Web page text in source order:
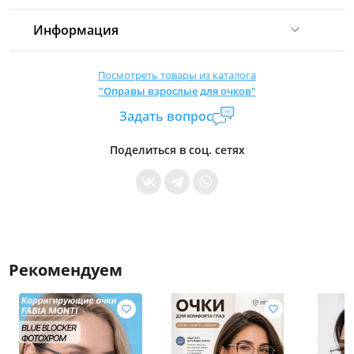
Информация
Страна производитель:Китай
Уровень доступа:0
* Общие условия читайте в правилах сайта
Посмотреть товары из каталога
"Оправы взрослые для очков"
Задать вопрос
Поделиться в соц. сетях
Рекомендуем